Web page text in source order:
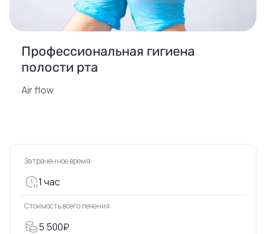
Профессиональная гигиена
полости рта
Air flow
Затраченное время:
1 час
Стоимость всего лечения:
5 500₽